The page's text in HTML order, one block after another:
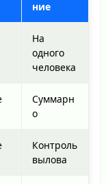
ние
На
одного
человека
Суммарн
о
Контроль
вылова